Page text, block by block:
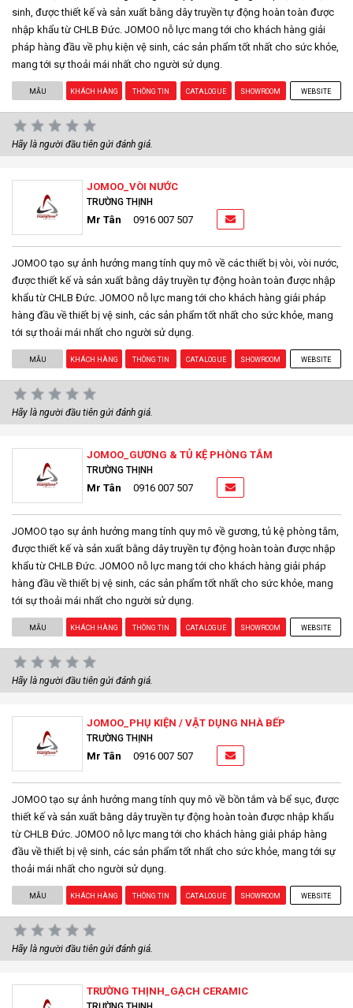
sinh, được thiết kế và sản xuất bằng dây truyền tự động hoàn toàn được
nhập khẩu từ CHLB Đức. JOMOO nỗ lực mang tới cho khách hàng giải
pháp hàng đầu về phụ kiện vệ sinh, các sản phẩm tốt nhất cho sức khỏe,
mang tới sự thoải mái nhất cho người sử dụng.
MẪU KHÁCH HÀNG THÔNG TIN CATALOGUE SHOWROOM WEBSITE
Hãy là người đầu tiên gửi đánh giá.
JOMOO_VÒI NƯỚC
TRƯỜNG THỊNH
Mr Tân 0916 007 507
JOMOO tạo sự ảnh hưởng mang tính quy mô về các thiết bị vòi, vòi nước,
được thiết kế và sản xuất bằng dây truyền tự động hoàn toàn được nhập
khẩu từ CHLB Đức. JOMOO nỗ lực mang tới cho khách hàng giải pháp
hàng đầu về thiết bị vệ sinh, các sản phẩm tốt nhất cho sức khỏe, mang
tới sự thoải mái nhất cho người sử dụng.
MẪU KHÁCH HÀNG THÔNG TIN CATALOGUE SHOWROOM WEBSITE
Hãy là người đầu tiên gửi đánh giá.
JOMOO_GƯƠNG & TỦ KỆ PHÒNG TẮM
TRƯỜNG THỊNH
Mr Tân 0916 007 507
JOMOO tạo sự ảnh hưởng mang tính quy mô về gương, tủ kệ phòng tắm,
được thiết kế và sản xuất bằng dây truyền tự động hoàn toàn được nhập
khẩu từ CHLB Đức. JOMOO nỗ lực mang tới cho khách hàng giải pháp
hàng đầu về thiết bị vệ sinh, các sản phẩm tốt nhất cho sức khỏe, mang
tới sự thoải mái nhất cho người sử dụng.
MẪU KHÁCH HÀNG THÔNG TIN CATALOGUE SHOWROOM WEBSITE
Hãy là người đầu tiên gửi đánh giá.
JOMOO_PHỤ KIỆN / VẬT DỤNG NHÀ BẾP
TRƯỜNG THỊNH
Mr Tân 0916 007 507
JOMOO tạo sự ảnh hưởng mang tính quy mô về bồn tắm và bể sục, được
thiết kế và sản xuất bằng dây truyền tự động hoàn toàn được nhập khẩu
từ CHLB Đức. JOMOO nỗ lực mang tới cho khách hàng giải pháp hàng
đầu về thiết bị vệ sinh, các sản phẩm tốt nhất cho sức khỏe, mang tới sự
thoải mái nhất cho người sử dụng.
MẪU KHÁCH HÀNG THÔNG TIN CATALOGUE SHOWROOM WEBSITE
Hãy là người đầu tiên gửi đánh giá.
TRƯỜNG THỊNH_GẠCH CERAMIC